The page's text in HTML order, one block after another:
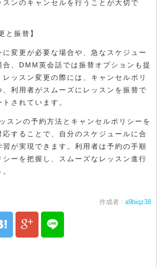
スンのキャンセルを行うことが大切で
と振替】
変更が必要な場合や、急なスケジュー
合、DMM英会話では振替オプションも提
ッスン変更の際には、キャンセルポリ
、利用者がスムーズにレッスンを振替で
されています。
スンの予約方法とキャンセルポリシーを
することで、自分のスケジュールに合
習が実現できます。利用者は予約の手順
ーを把握し、スムーズなレッスン進行
作成者 : a9biqz38